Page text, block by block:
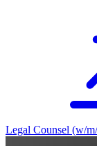
Legal Counsel (w/